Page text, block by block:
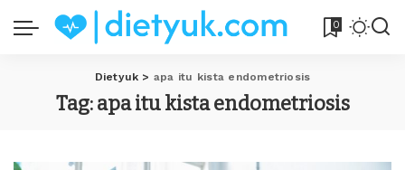
0
Dietyuk > apa itu kista endometriosis
Tag:apa itu kista endometriosis